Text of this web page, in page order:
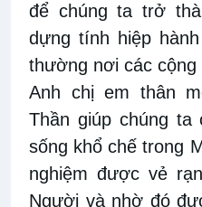
để chúng ta trở
dựng tính hiệp
thường nơi các cộng
Anh chị em thân
Thần giúp chúng ta
sống khổ chế trong
nghiệm được vẻ
Người và nhờ đó